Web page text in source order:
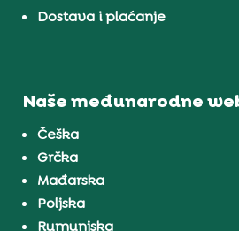
Dostava i plaćanje
Naše međunarodne
Češka
Grčka
Mađarska
Poljska
Rumunjska